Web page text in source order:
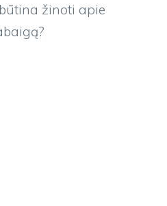
žinoti apie